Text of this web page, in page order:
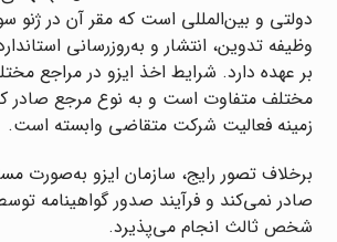
دولتی و بین‌المللی است که مقر آن در ژنو
وظیفه تدوین، انتشار و به‌روزرسانی
بر عهده دارد. شرایط اخذ ایزو در مراجع
مختلف متفاوت است و به نوع مرجع صادر
زمینه فعالیت شرکت متقاضی وابسته است.
برخلاف تصور رایج، سازمان ایزو به‌صورت
صادر نمی‌کند و فرآیند صدور گواهینامه
شخص ثالث انجام می‌پذیرد.